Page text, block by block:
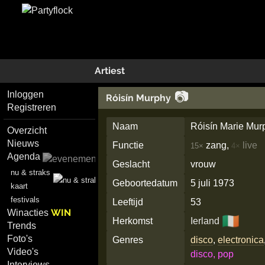
Artiest
Inloggen
Registreren
Overzicht
Nieuws
Agenda
nu & straks
kaart
festivals
WinactiesWIN
Trends
Foto's
Video's
Róisín Murphy 📷
Naam
Róisín Marie
Functie
15×zang, 4×
live
Geslacht
vrouw
Geboortedatum
5 juli 1973
Leeftijd
53
Herkomst
Ierland 🇮🇪
Genres disco,electronica,
disco, pop